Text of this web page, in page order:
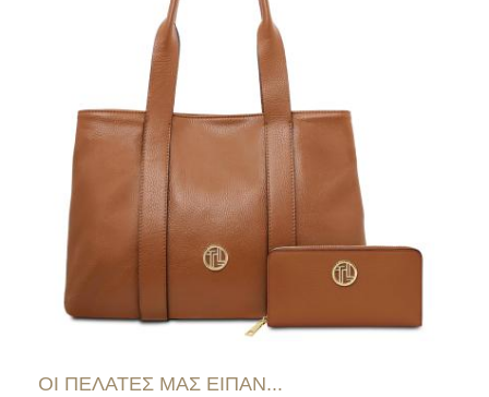
ΟΙ ΠΕΛΑΤΕΣ ΜΑΣ ΕΙΠΑΝ...